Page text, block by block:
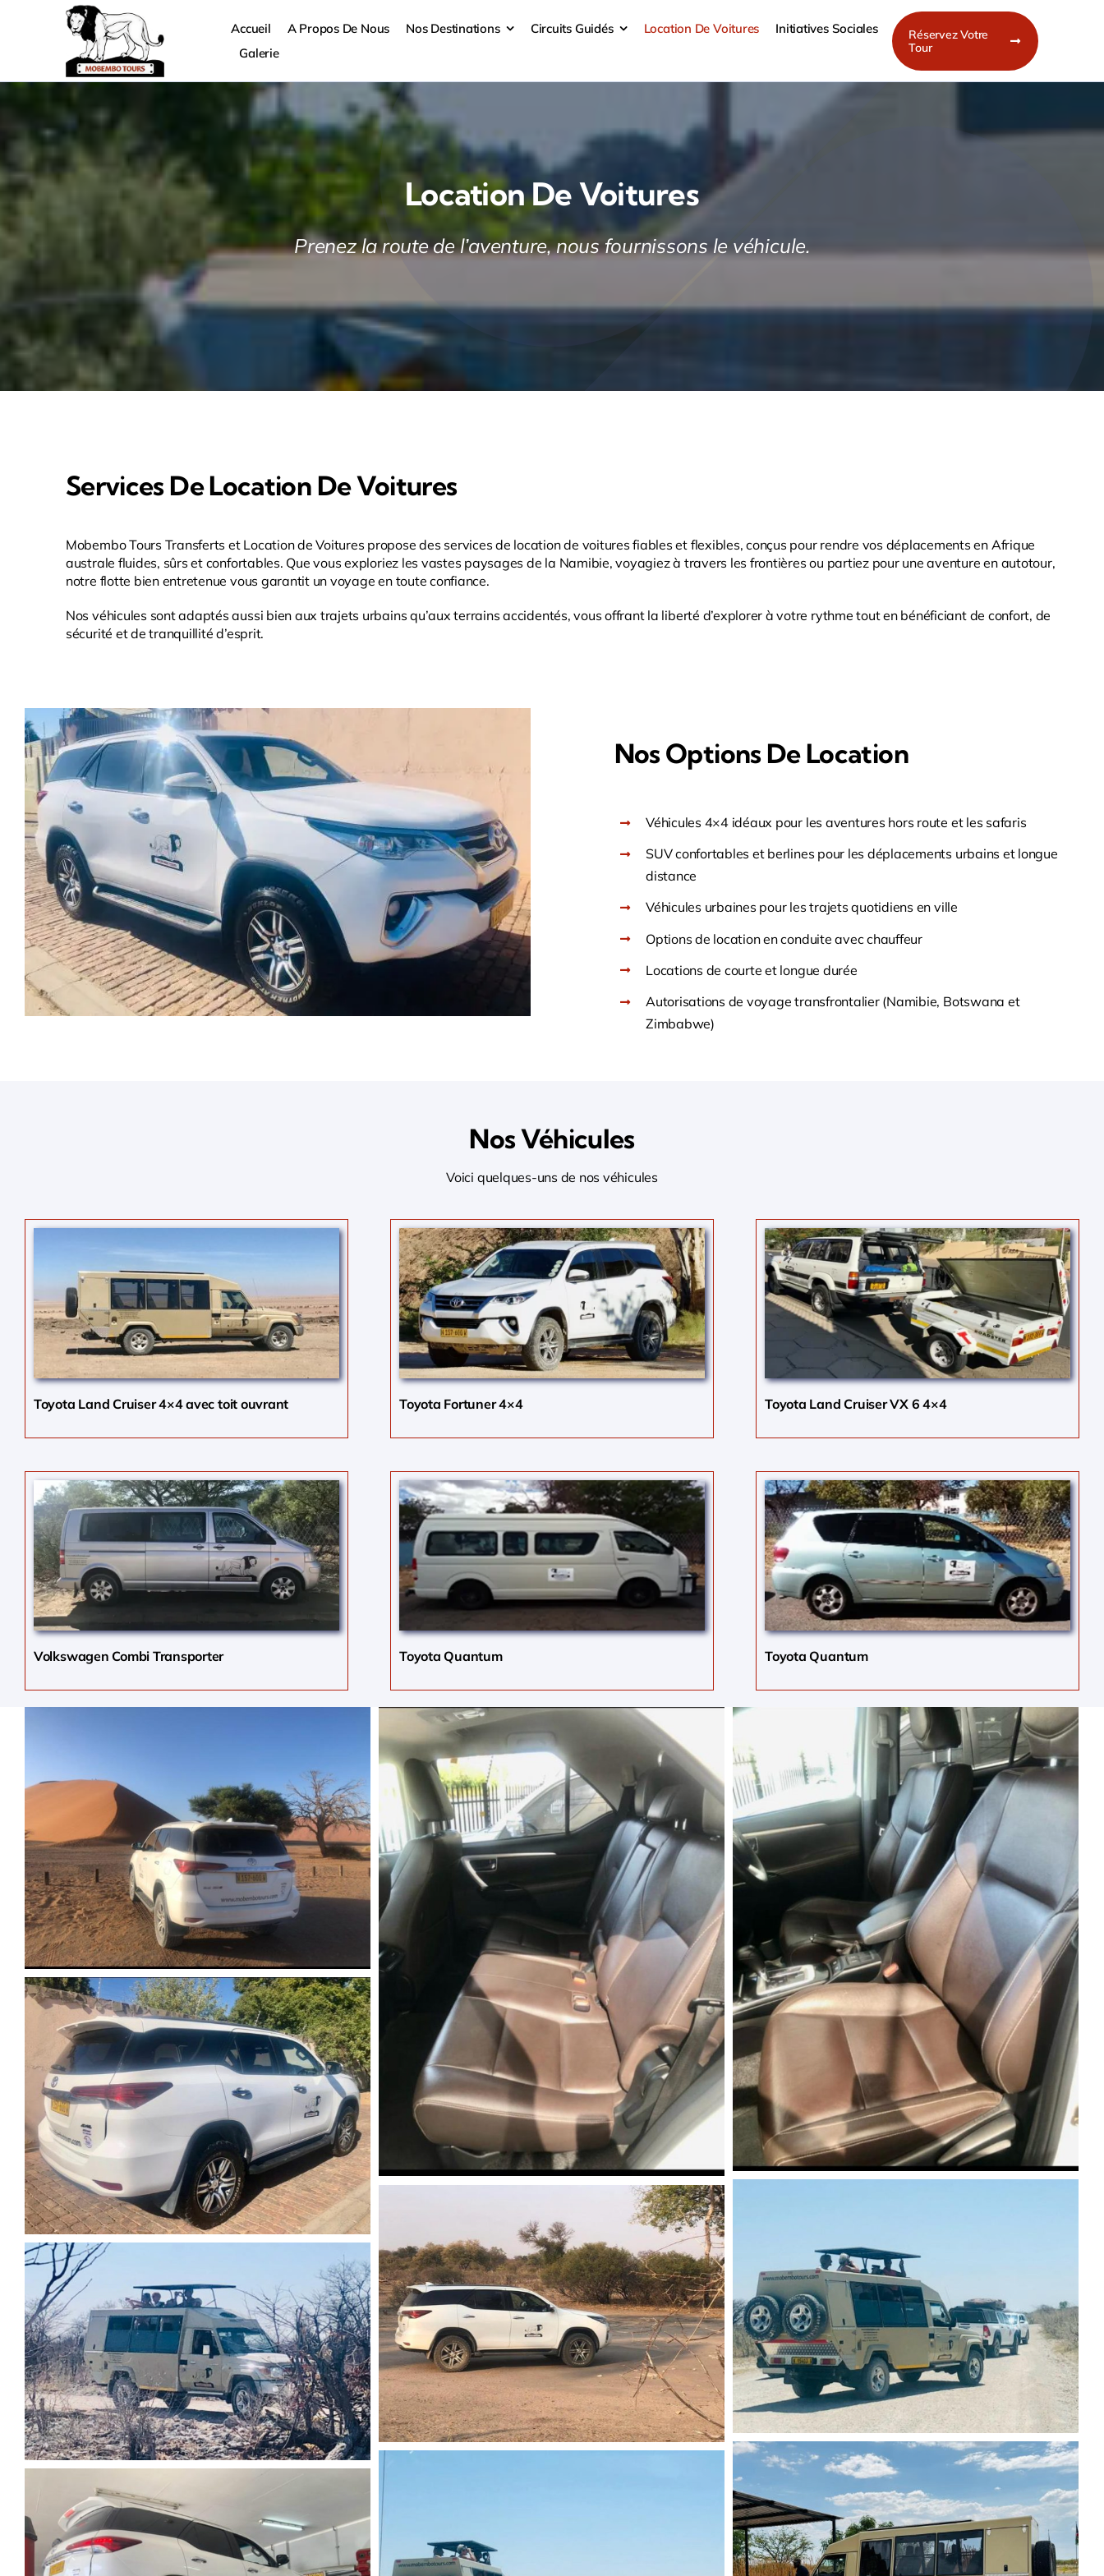
Accueil A Propos De Nous Nos Destinations Circuits Guidés Location De Voitures
Initiatives Sociales
Galerie
Réservez Votre
Tour
Location De Voitures
Prenez la route de l’aventure, nous fournissons le véhicule.
Services De Location De Voitures
Mobembo Tours Transferts et Location de Voitures propose des services de location de voitures fiables et flexibles, conçus pour rendre vos déplacements en Afrique
australe fluides, sûrs et confortables. Que vous exploriez les vastes paysages de la Namibie, voyagiez à travers les frontières ou partiez pour une aventure en autotour,
notre flotte bien entretenue vous garantit un voyage en toute confiance.
Nos véhicules sont adaptés aussi bien aux trajets urbains qu’aux terrains accidentés, vous offrant la liberté d’explorer à votre rythme tout en bénéficiant de confort, de
sécurité et de tranquillité d’esprit.
Nos Options De Location
Véhicules 4×4 idéaux pour les aventures hors route et les safaris
SUV confortables et berlines pour les déplacements urbains et longue
distance
Véhicules urbaines pour les trajets quotidiens en ville
Options de location en conduite avec chauffeur
Locations de courte et longue durée
Autorisations de voyage transfrontalier (Namibie, Botswana et
Zimbabwe)
Nos Véhicules
Voici quelques-uns de nos véhicules
Toyota Land Cruiser 4×4 avec toit ouvrant Toyota Fortuner 4×4 Toyota Land Cruiser VX 6 4×4
Volkswagen Combi Transporter Toyota Quantum Toyota Quantum